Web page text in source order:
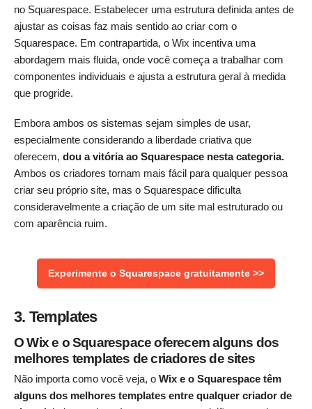
no Squarespace. Estabelecer uma estrutura definida antes de
ajustar as coisas faz mais sentido ao criar com o
Squarespace. Em contrapartida, o Wix incentiva uma
abordagem mais fluida, onde você começa a trabalhar com
componentes individuais e ajusta a estrutura geral à medida
que progride.
Embora ambos os sistemas sejam simples de usar,
especialmente considerando a liberdade criativa que
oferecem, dou a vitória ao Squarespace nesta categoria.
Ambos os criadores tornam mais fácil para qualquer pessoa
criar seu próprio site, mas o Squarespace dificulta
consideravelmente a criação de um site mal estruturado ou
com aparência ruim.
Experimente o Squarespace gratuitamente >>
3. Templates
O Wix e o Squarespace oferecem alguns dos
melhores templates de criadores de sites
Não importa como você veja, o Wix e o Squarespace têm
alguns dos melhores templates entre qualquer criador de